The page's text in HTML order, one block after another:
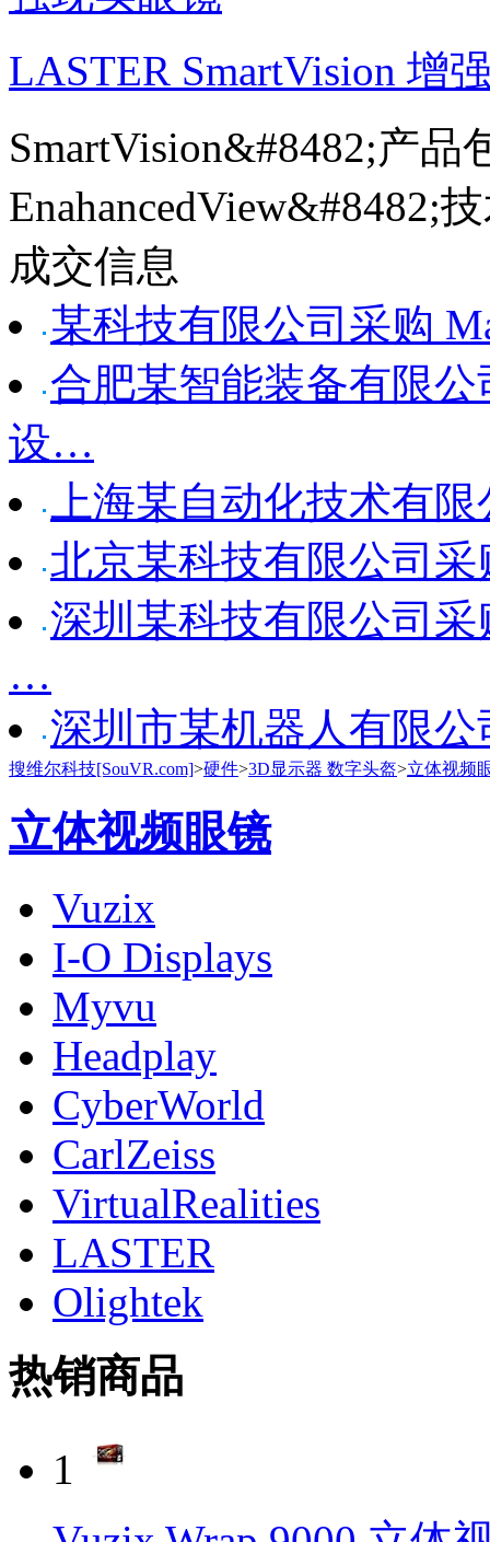
LASTER SmartVision 增
SmartVision&#8482;产品
EnahancedView&#8482;
成交信息
某科技有限公司采购
合肥某智能装备有限公
设…
上海某自动化技术有
北京某科技有限公司采
深圳某科技有限公司采
…
深圳市某机器人有限公
搜维尔科技[SouVR.com]>硬件>3D显示器 数字头盔>立体视频
立体视频眼镜
Vuzix
I-O Displays
Myvu
Headplay
CyberWorld
CarlZeiss
VirtualRealities
LASTER
Olightek
热销商品
1